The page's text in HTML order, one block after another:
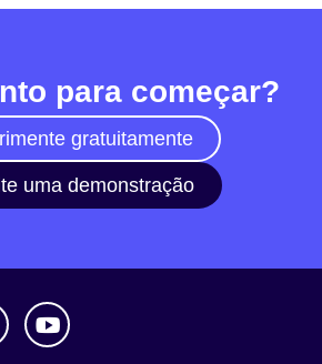
para começar?
gratuitamente
uma demonstração